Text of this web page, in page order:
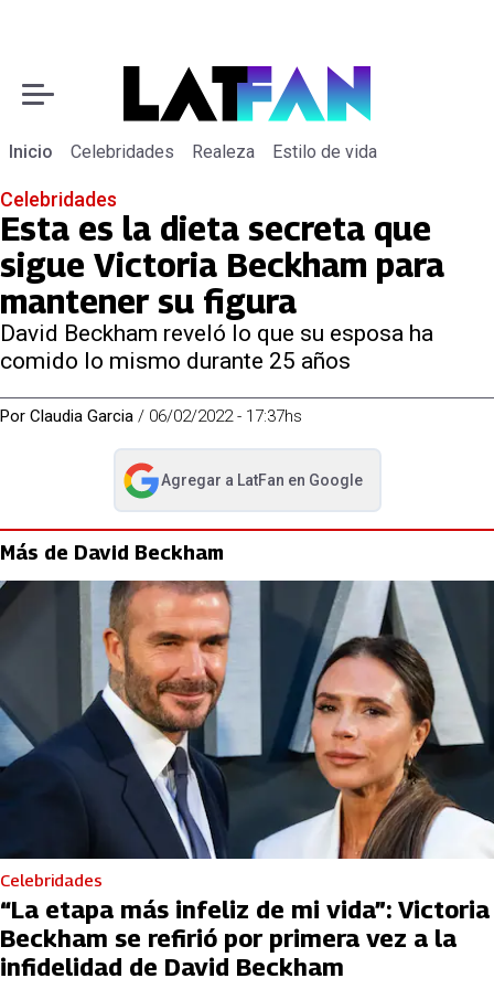
Inicio Celebridades Realeza Estilo de vida
Celebridades
Esta es la dieta secreta que
sigue Victoria Beckham para
mantener su figura
David Beckham reveló lo que su esposa ha
comido lo mismo durante 25 años
Por Claudia Garcia / 06/02/2022 - 17:37hs
Agregar a LatFan en Google
abre en nueva pestaña
Más de David Beckham
Celebridades
“La etapa más infeliz de mi vida”: Victoria
Beckham se refirió por primera vez a la
infidelidad de David Beckham